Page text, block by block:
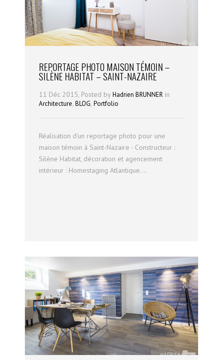
REPORTAGE PHOTO MAISON TÉMOIN –
SILÈNE HABITAT – SAINT-NAZAIRE
11 Déc 2015, Posted by Hadrien BRUNNER in
Architecture, BLOG, Portfolio
Réalisation d'un reportage photo pour une
maison témoin à Saint-Nazaire - Constructeur :
Silène Habitat, décoration et agencement
intérieur : Homestaging Atlantique....